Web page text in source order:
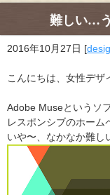
難しい…
2016年10月27日 [
こんにちは、女性デザ
Adobe Museというソ
レスポンシブのホーム
いや〜、なかなか難し